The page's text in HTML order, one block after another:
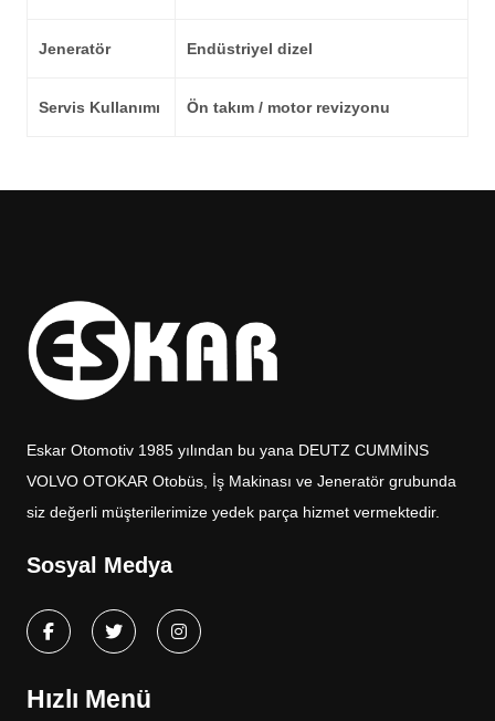
Jeneratör Endüstriyel dizel
Servis Kullanımı Ön takım / motor revizyonu
Eskar Otomotiv 1985 yılından bu yana DEUTZ CUMMİNS
VOLVO OTOKAR Otobüs, İş Makinası ve Jeneratör grubunda
siz değerli müşterilerimize yedek parça hizmet vermektedir.
Sosyal Medya
Hızlı Menü